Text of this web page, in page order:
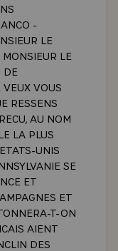
-
LE
LE
DE
VOUS
RESSENS
AU NOM
LA PLUS
UNIS
SE
ET
ET
T-ON
AIENT
DES